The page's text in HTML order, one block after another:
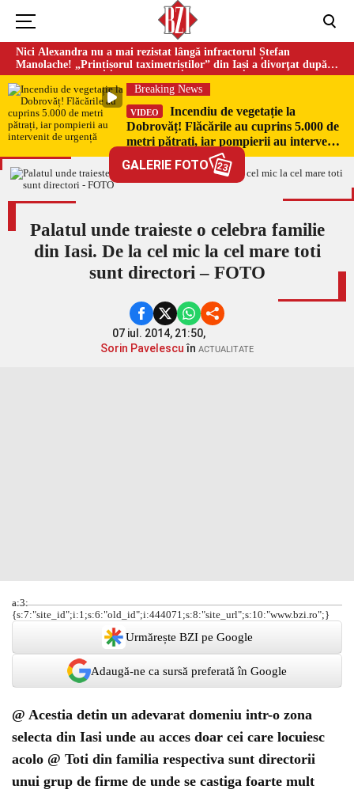
Nici Alexandra nu a mai rezistat lângă infractorul Ștefan
Manolache! „Prințișorul taximetriștilor” din Iași a divorţat după
doi ani de căsnicie
Breaking News
VIDEO
Incendiu de vegetație la
Dobrovăț! Flăcările au cuprins 5.000 de
metri pătrați, iar pompierii au intervenit
GALERIE FOTO 23
Palatul unde traieste o celebra familie
din Iasi. De la cel mic la cel mare toti
sunt directori – FOTO
07 iul. 2014, 21:50,
Sorin Pavelescuîn ACTUALITATE
a:3:
{s:7:"site_id";i:1;s:6:"old_id";i:444071;s:8:"site_url";s:10:"www.bzi.ro";}
Urmărește BZI pe Google
Adaugă-ne ca sursă preferată în Google
@ Acestia detin un adevarat domeniu intr-o zona
selecta din Iasi unde au acces doar cei care locuiesc
acolo @ Toti din familia respectiva sunt directorii
unui grup de firme de unde se castiga foarte mult